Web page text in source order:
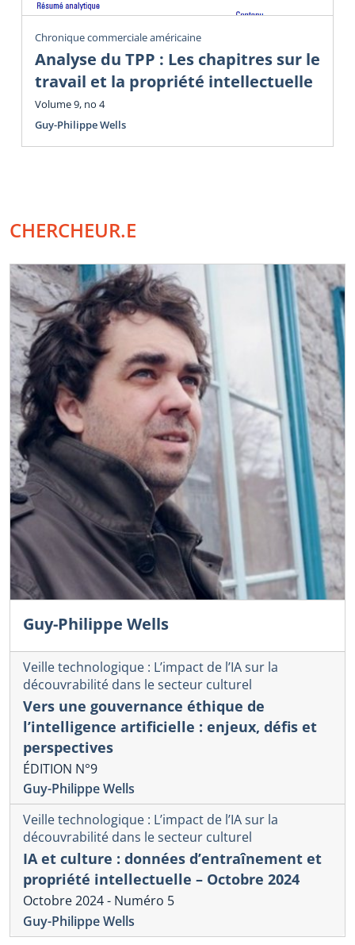
Chronique commerciale américaine
Analyse du TPP : Les chapitres sur le
travail et la propriété intellectuelle
Volume 9, no 4
Guy-Philippe Wells
CHERCHEUR.E
Guy-Philippe Wells
Veille technologique : L’impact de l’IA sur la
découvrabilité dans le secteur culturel
Vers une gouvernance éthique de
l’intelligence artificielle : enjeux, défis et
perspectives
ÉDITION N°9
Guy-Philippe Wells
Veille technologique : L’impact de l’IA sur la
découvrabilité dans le secteur culturel
IA et culture : données d’entraînement et
propriété intellectuelle – Octobre 2024
Octobre 2024 - Numéro 5
Guy-Philippe Wells